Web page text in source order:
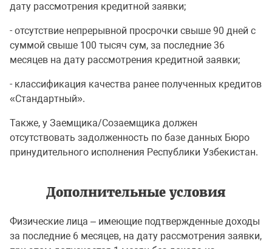
дату рассмотрения кредитной заявки;
- отсутствие непрерывной просрочки свыше 90 дней с
суммой свыше 100 тысяч сум, за последние 36
месяцев на дату рассмотрения кредитной заявки;
- классификация качества ранее полученных кредитов
«Стандартный».
Также, у Заемщика/Созаемщика должен
отсутствовать задолженность по базе данных Бюро
принудительного исполнения Республики Узбекистан.
Дополнительные условия
Физические лица – имеющие подтвержденные доходы
за последние 6 месяцев, на дату рассмотрения заявки,